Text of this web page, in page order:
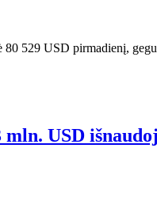
529 USD pirmadienį,
USD